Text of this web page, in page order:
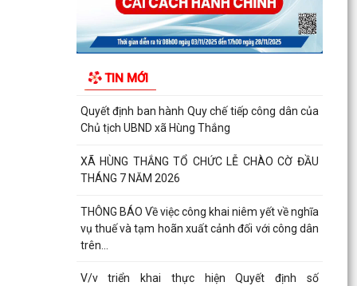
TIN MỚI
QĐ ban hành Nội quy tiếp công dân tại trụ sở
UBND xã Hùng Thắng
của Chủ tịch Ủy ban nhân dân xã Hùng Thắng
Quyết định ban hành Quy chế tiếp công dân của
Chủ tịch UBND xã Hùng Thắng
XÃ HÙNG THẮNG TỔ CHỨC LỄ CHÀO CỜ ĐẦU
THÁNG 7 NĂM 2026
THÔNG BÁO Về việc công khai niêm yết về nghĩa
vụ thuế và tạm hoãn xuất cảnh đối với công dân
trên...
V/v triển khai thực hiện Quyết định số